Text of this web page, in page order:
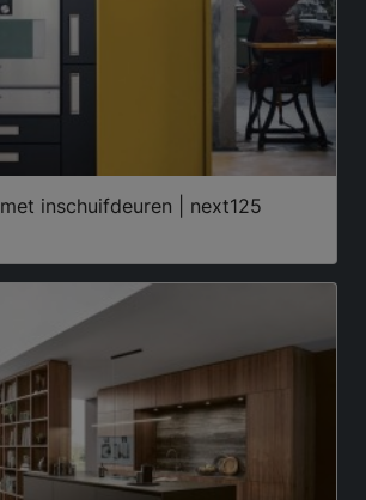
inschuifdeuren | next125